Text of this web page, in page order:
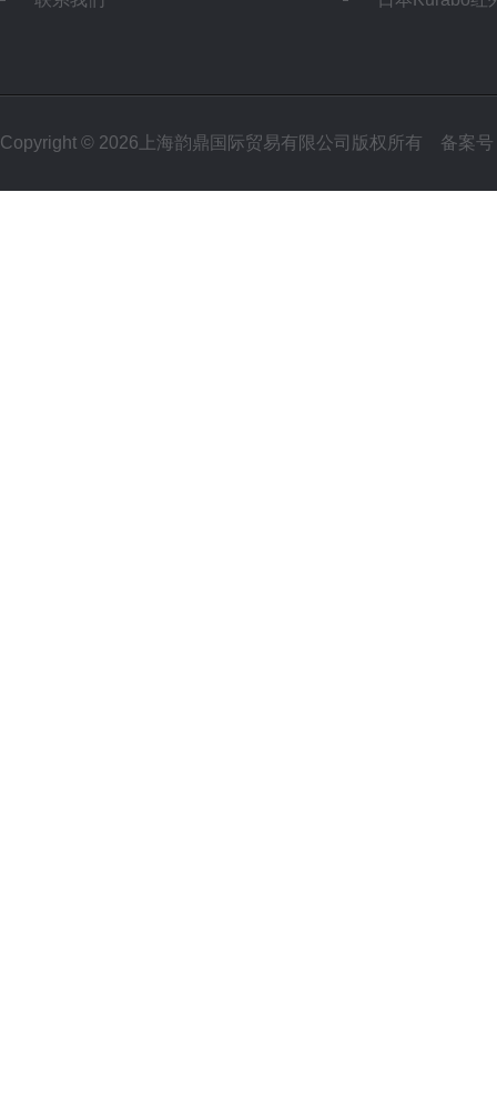
Copyright © 2026上海韵鼎国际贸易有限公司版权所有 备案